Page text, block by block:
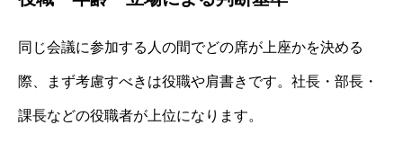
同じ会議に参加する人の間でどの席が上座かを決める
際、まず考慮すべきは役職や肩書きです。社長・部長・
課長などの役職者が上位になります。